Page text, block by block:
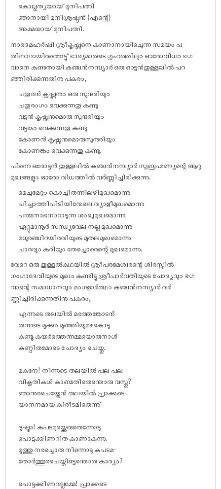
കൊല്ലത്യയായ് മുനിപത്നി
ഞാനായി മുനിശ്രഷ്ഠൻ (എന്റെ)
അമ്മയായ് മുനിപത്നി.
നാരദമഹർ‌ഷി ശ്രീകൃ‌ഷ്ണനെ കാണാനായിച്ചെന്ന സമയം പ
തിനാറായിരത്തെട്ടു് ഭാര്യമാരുടെ ഗൃഹത്തിലും ഓരോവിധം ഭഗ
വാനെ കണ്ടതായി കുഞ്ചൻനമ്പ്യാർ ഒരു ഓട്ടൻതുള്ളലിൽ പറ
ഞ്ഞിരിക്കുന്നതിനു പകരം,
ചതുരൻ കൃ‌ഷ്ണനും ഒരു സുന്ദരിയും
ചതുരംഗം വെക്കുന്നതു കണ്ടു
വട്ടൻ കൃ‌ഷ്ണനുമൊരു സുന്ദരിയും
വട്ടങ്കം വെക്കുന്നതു കണ്ടു
കോണൻ കൃ‌ഷ്ണനുമൊരുസുന്ദരിയും
കോണങ്കം വെക്കുന്നതു കണ്ടു.
പിന്നെ ഒരോട്ടൻ തുള്ളലിൽ കുഞ്ചൻനമ്പ്യാർ സുബ്രഹ്മണ്യന്റെ ആറു
മുഖങ്ങളും ഓരോ വിധത്തിൽ വർണ്ണിച്ചിരിക്കുന്നു.
മെച്ചമേറും കൊച്ചിതന്നിലഴിമുഖമൊന്നു
പിച്ചാത്തിപിടിയിന്മേലെ വ്യാളീമുഖമൊന്നു
പത്മനാഭനാറാടുന്ന ശംഖുമുഖമൊന്നു
ഏറ്റുമാനൂർ സന്ധ്യവേല നല്ല മുഖമൊന്നു
മധുരഞ്ചിറയിരവിയുടെ മുതലമുഖമൊന്നു
ചാരവും കരിയും തേച്ചൊരെന്റെ മുഖമൊന്നു.
വേറെ ഒരു തുള്ളൽകഥയിൽ ശ്രീപരമേശ്വരന്റെ ശിരസ്സിൽ
ഗംഗാദേവിയുടെ മുഖം കണ്ടിട്ടു ശ്രീപാർവതിയുടെ ചോദ്യവും ഭഗ
വാന്റെ സമാധാനവും മംഗളാർത്ഥം കുഞ്ചൻനമ്പ്യാർ വർ
ണ്ണിച്ചിരിക്കുന്നതിനു പകരം,
എന്നുടെ തലയിൽ മരത്തങ്കോടൻ
തന്നുടെ മൂക്കും മുഞ്ഞിയുമഴകൊടു
കണ്ടൂ കയർത്തെന്നമ്മയൊരുനാൾ
കുണ്ഠിതമോടെ ചോദ്യം ചെയ്തു.
മകനേ! നിന്നുടെ തലയിൽ പല പല
വികൃതികൾ കാണ്മതിതെന്തൊരു വസ്തു?
ഞാനുരചെയ്തേൻ തലയിൽ പ്രാക്കടെ-
യാനനമായ കിരീടമിതെന്നു്
ദുഷ്ടാ! കപടമുരയ്ക്കരുതെന്നോടു
പൊട്ടക്കിണറിത കാണാകുന്നു.
മൂത്തു നരച്ചൊരു നിന്നൊടു കപടമ-
തോർത്തുരചെയ്തിട്ടെന്തൊരു കാര്യം?
പൊട്ടക്കിണറല്ലമ്മേ! പ്രാക്കടെ